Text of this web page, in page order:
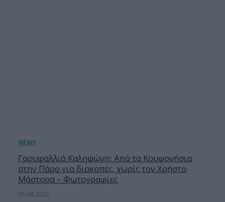
Γαρυφαλλιά Καληφώνη: Από τα Κουφονήσια
στην Πάρο για διακοπές, χωρίς τον Χρήστο
Μάστορα – Φωτογραφίες
06.08.2026